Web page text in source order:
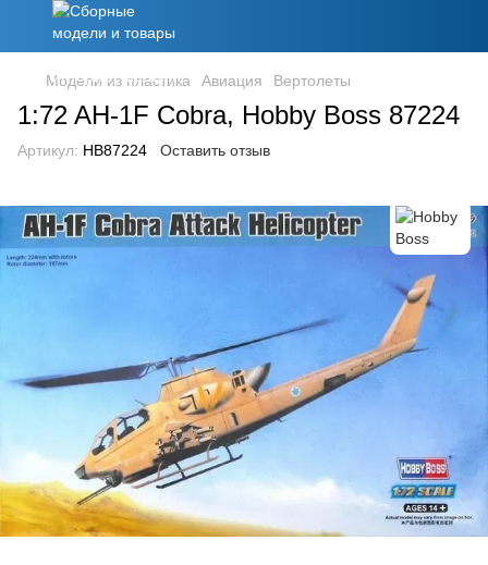
Модели из пластика Авиация Вертолеты
1:72 AH-1F Cobra, Hobby Boss 87224
Артикул: HB87224 Оставить отзыв